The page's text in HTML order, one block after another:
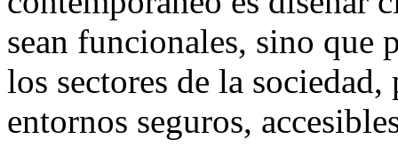
sean funcionales, sino que
los sectores de la
entornos seguros,